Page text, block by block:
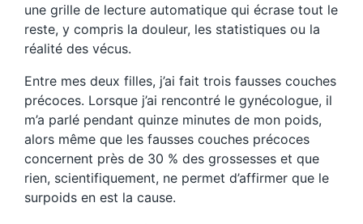
une grille de lecture automatique qui écrase tout le
reste, y compris la douleur, les statistiques ou la
réalité des vécus.
Entre mes deux filles, j’ai fait trois fausses couches
précoces. Lorsque j’ai rencontré le gynécologue, il
m’a parlé pendant quinze minutes de mon poids,
alors même que les fausses couches précoces
concernent près de 30 % des grossesses et que
rien, scientifiquement, ne permet d’affirmer que le
surpoids en est la cause.